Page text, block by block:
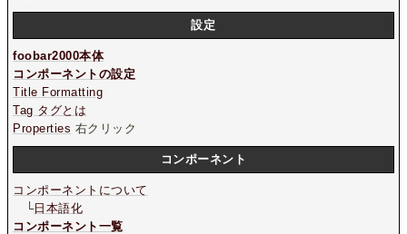
設定
foobar2000本体
コンポーネントの設定
Title Formatting
Tag タグとは
Properties 右クリック
コンポーネント
コンポーネントについて
└日本語化
コンポーネント一覧